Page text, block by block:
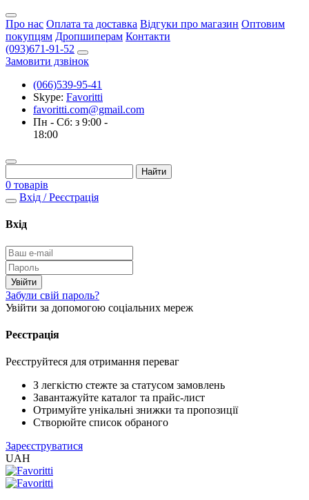
Про нас Оплата та доставка Відгуки про магазин Оптовим
покупцям Дропшиперам Контакти
(093)671-91-52
Замовити дзвінок
(066)539-95-41
Skype: Favoritti
favoritti.com@gmail.com
Пн - Сб: з 9:00 -
18:00
0 товарів
Вхід / Реєстрація
Вхід
Забули свій пароль?
Увійти за допомогою соціальних мереж
Реєстрація
Реєструйтеся для отримання переваг
З легкістю стежте за статусом замовлень
Завантажуйте каталог та прайс-лист
Отримуйте унікальні знижки та пропозиції
Створюйте список обраного
Зареєструватися
UAH